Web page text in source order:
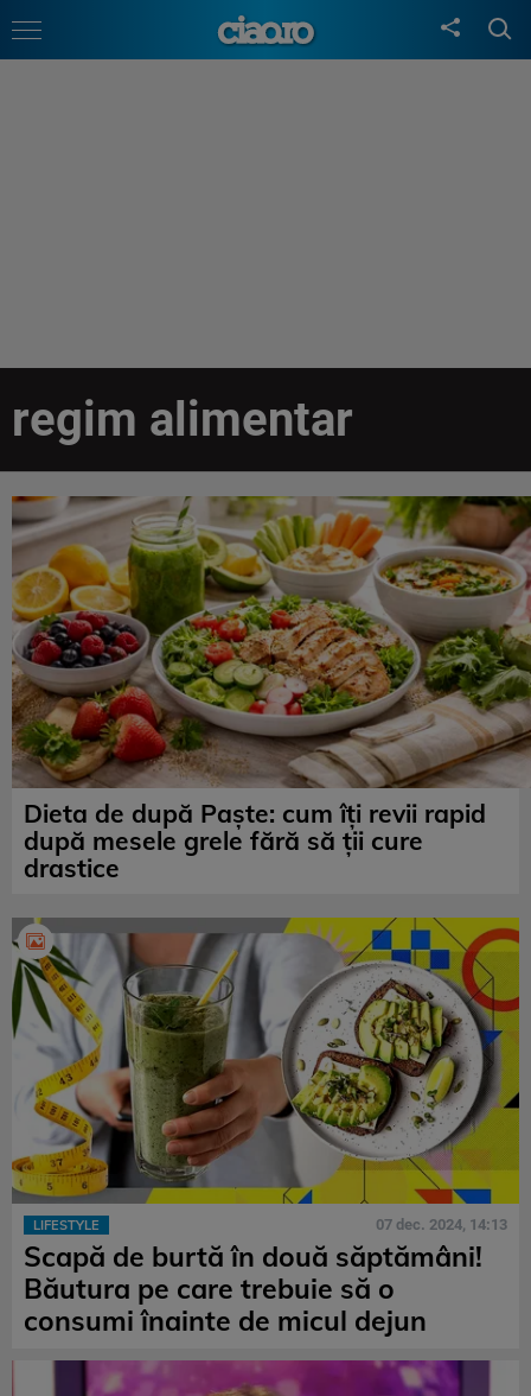
regim alimentar
Dieta de după Paște: cum îți revii rapid
după mesele grele fără să ții cure
drastice
LIFESTYLE 07 dec. 2024, 14:13
Scapă de burtă în două săptămâni!
Băutura pe care trebuie să o
consumi înainte de micul dejun